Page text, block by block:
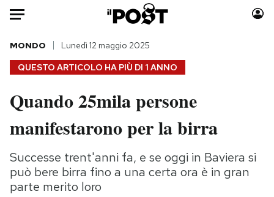
Auto
HOME
Italia
Politica
Tecnologia
Internet
Scienza
Moda
Consumismi
Storie/Idee
Ok Boomer!
QUESTO ARTICOLO HA PIÙ DI 1 ANNO
MONDO Lunedì 12 maggio 2025
Quando 25mila persone
manifestarono per la birra
Successe trent'anni fa, e se oggi in Baviera si
può bere birra fino a una certa ora è in gran
parte merito loro